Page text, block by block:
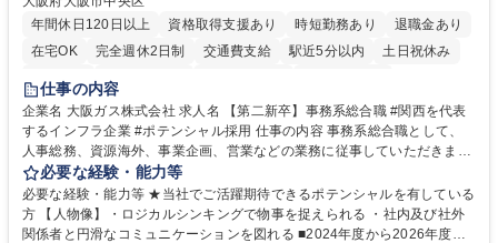
年間休日120日以上
資格取得支援あり 時短勤務あり
退職金あり
在宅OK
完全週休2日制 交通費支給 駅近5分以内
土日祝休み
服装自由
第二新卒歓迎
仕事の内容
企業名 大阪ガス株式会社 求人名 【第二新卒】事務系総合職 #関西を代表
するインフラ企業 #ポテンシャル採用 仕事の内容 事務系総合職として、
人事総務、資源海外、事業企画、営業などの業務に従事していただきま
す。 【業務内容の一例】■所属事業部の勤労業務 ■海外に関係する各種業
務 ■営業部門の企画スタッフ、ルート営業 【キャリアパス】入社後の配属
ポジションで一定期間ご活躍頂いた後、本人の適性及び将来のキャリアを
鑑みてジョブローテーションを行います。 【育成】OJTでの現場育成や研
必要な経験・能力等
必要な経験・能力等 ★当社でご活躍期待できるポテンシャルを有している
方 【人物像】・ロジカルシンキングで物事を捉えられる ・社内及び社外
関係者と円滑なコミュニケーションを図れる ■2024年度から2026年度ま